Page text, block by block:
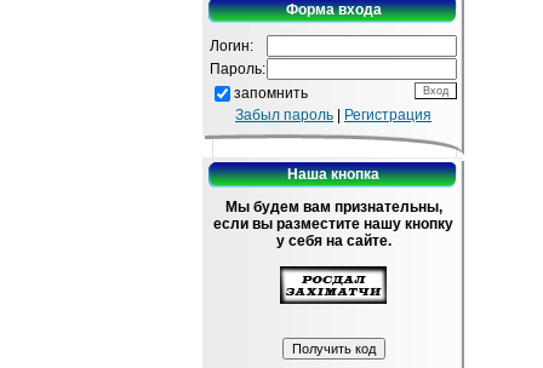
Форма входа
Логин:
Пароль:
запомнить
Забыл пароль
Регистрация
Наша кнопка
Мы будем вам признательны,
если вы разместите нашу кнопку
у себя на сайте.